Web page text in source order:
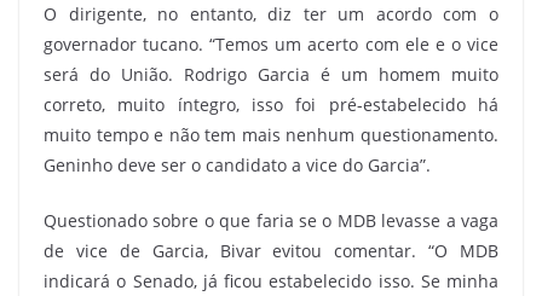
O dirigente, no entanto, diz ter um acordo com o
governador tucano. “Temos um acerto com ele e o vice
será do União. Rodrigo Garcia é um homem muito
correto, muito íntegro, isso foi pré-estabelecido há
muito tempo e não tem mais nenhum questionamento.
Geninho deve ser o candidato a vice do Garcia”.
Questionado sobre o que faria se o MDB levasse a vaga
de vice de Garcia, Bivar evitou comentar. “O MDB
indicará o Senado, já ficou estabelecido isso. Se minha